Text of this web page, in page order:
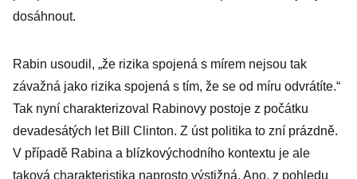
dosáhnout.
Rabin usoudil, „že rizika spojená s mírem nejsou tak
závažná jako rizika spojená s tím, že se od míru odvrátíte.“
Tak nyní charakterizoval Rabinovy postoje z počátku
devadesátých let Bill Clinton. Z úst politika to zní prázdně.
V případě Rabina a blízkovýchodního kontextu je ale
taková charakteristika naprosto výstižná. Ano, z pohledu